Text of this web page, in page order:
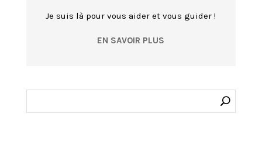
Je suis là pour vous aider et vous guider !
EN SAVOIR PLUS